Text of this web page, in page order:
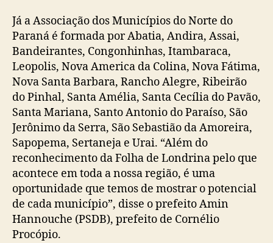
Já a Associação dos Municípios do Norte do
Paraná é formada por Abatia, Andira, Assai,
Bandeirantes, Congonhinhas, Itambaraca,
Leopolis, Nova America da Colina, Nova Fátima,
Nova Santa Barbara, Rancho Alegre, Ribeirão
do Pinhal, Santa Amélia, Santa Cecília do Pavão,
Santa Mariana, Santo Antonio do Paraíso, São
Jerônimo da Serra, São Sebastião da Amoreira,
Sapopema, Sertaneja e Urai. “Além do
reconhecimento da Folha de Londrina pelo que
acontece em toda a nossa região, é uma
oportunidade que temos de mostrar o potencial
de cada município”, disse o prefeito Amin
Hannouche (PSDB), prefeito de Cornélio
Procópio.